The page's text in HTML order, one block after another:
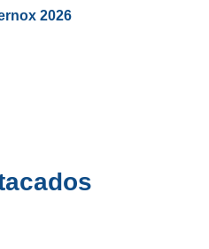
2026